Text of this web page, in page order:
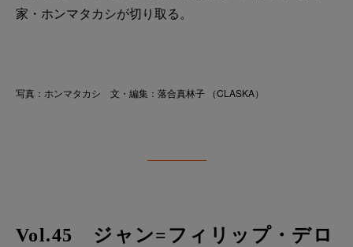
家・ホンマタカシが切り取る。
写真：ホンマタカシ 文・編集：落合真林子 （CLASKA）
Vol.45 ジャン=フィリップ・デロ